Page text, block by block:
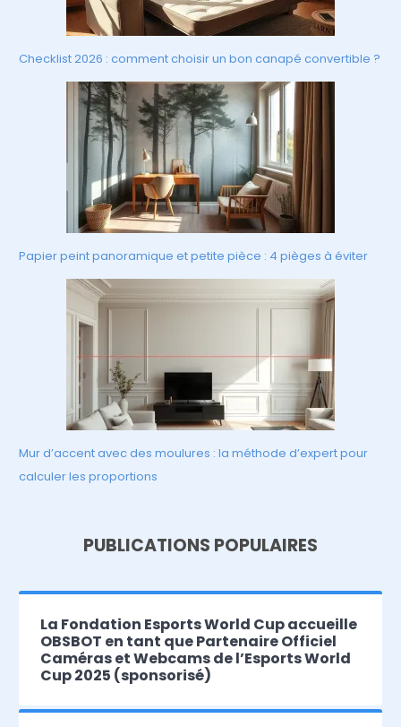
Checklist 2026 : comment choisir un bon canapé convertible ?
Papier peint panoramique et petite pièce : 4 pièges à éviter
Mur d’accent avec des moulures : la méthode d’expert pour
calculer les proportions
PUBLICATIONS POPULAIRES
La Fondation Esports World Cup accueille
OBSBOT en tant que Partenaire Officiel
Caméras et Webcams de l’Esports World
Cup 2025 (sponsorisé)